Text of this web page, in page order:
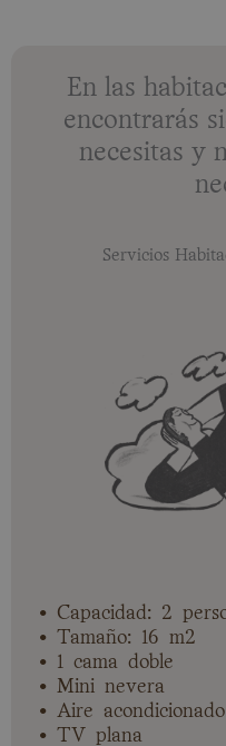
En las
encontrarás
necesitas y
Servicios
• Capacidad: 2
• Tamaño: 16 m2
• 1 cama doble
• Mini nevera
• Aire
• TV plana